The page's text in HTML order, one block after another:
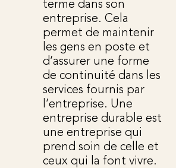
terme dans son
entreprise. Cela
permet de maintenir
les gens en poste et
d’assurer une forme
de continuité dans les
services fournis par
l’entreprise. Une
entreprise durable est
une entreprise qui
prend soin de celle et
ceux qui la font vivre.